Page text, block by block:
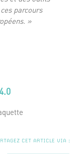
parcours
»
CET ARTICLE VIA :